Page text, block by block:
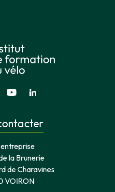
la Brunerie
de Charavines
VOIRON